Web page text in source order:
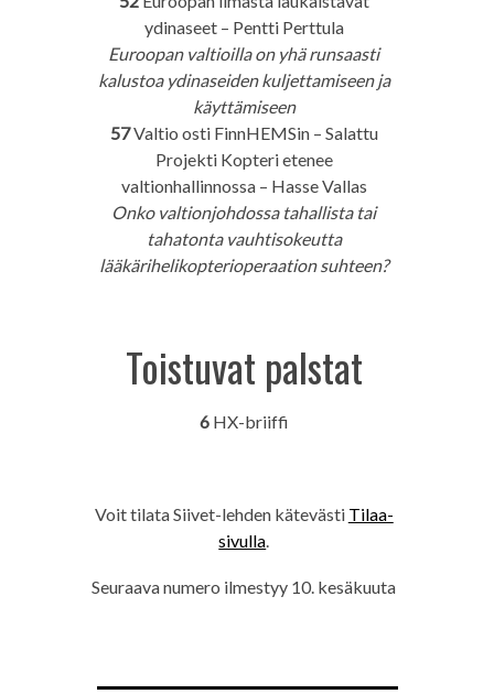
ydinaseet – Pentti Perttula
Euroopan valtioilla on yhä runsaasti
kalustoa ydinaseiden kuljettamiseen ja
käyttämiseen
57Valtio osti FinnHEMSin – Salattu
Projekti Kopteri etenee
valtionhallinnossa – Hasse Vallas
Onko valtionjohdossa tahallista tai
tahatonta vauhtisokeutta
lääkärihelikopterioperaation suhteen?
Toistuvat palstat
6HX-briiffi
Voit tilata Siivet-lehden kätevästi Tilaa-
sivulla
Seuraava numero ilmestyy 10. kesäkuuta